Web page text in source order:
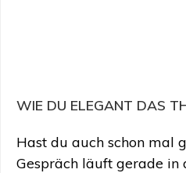
WIE DU ELEGANT DAS
Hast du auch schon mal
Gespräch läuft gerade in